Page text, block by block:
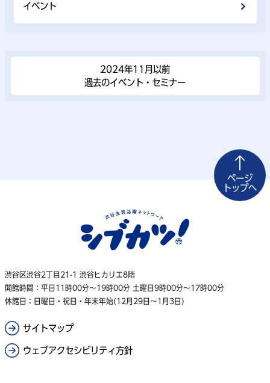
イベント
2024年11⽉以前
過去のイベント・セミナー
ページ
トップへ
渋谷区渋谷2丁目21-1 渋谷ヒカリエ8階
開館時間：平日11時00分〜19時00分 土曜日9時00分〜17時00分
休館日：日曜日・祝日・年末年始(12月29日〜1月3日)
サイトマップ
ウェブアクセシビリティ方針